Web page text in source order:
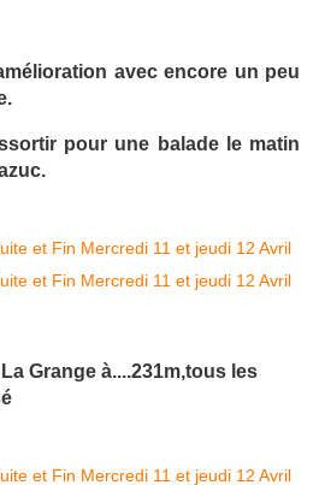
avec encore un peu
pour une balade le matin
Grange à....231m,tous les